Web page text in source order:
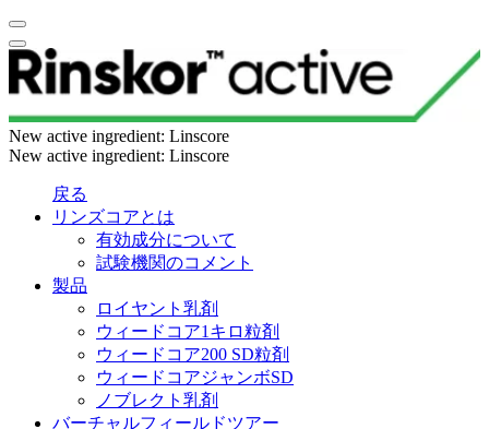
New active ingredient: Linscore
New active ingredient: Linscore
戻る
リンズコアとは
有効成分について
試験機関のコメント
製品
ロイヤント乳剤
ウィードコア1キロ粒剤
ウィードコア200 SD粒剤
ウィードコアジャンボSD
ノブレクト乳剤
バーチャルフィールドツアー